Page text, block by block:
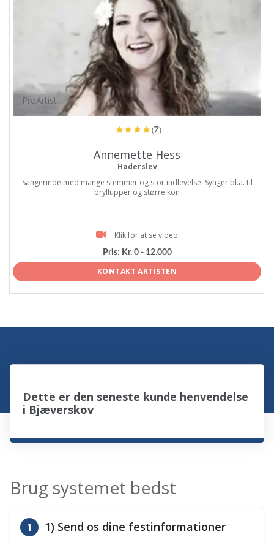
ProArtist
(7)
Annemette Hess
Haderslev
Sangerinde med mange stemmer og stor indlevelse. Synger bl.a. til
bryllupper og større kon
Klik for at se video
Pris: Kr. 0 - 12.000
KONTAKT ARTISTEN
Dette er den seneste kunde henvendelse
i Bjæverskov
Brug systemet bedst
1 1) Send os dine festinformationer